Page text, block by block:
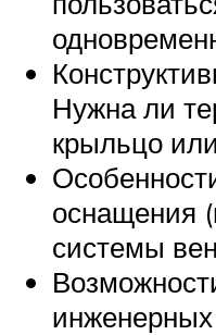
Нужна ли
крыльцо
оснащения
системы